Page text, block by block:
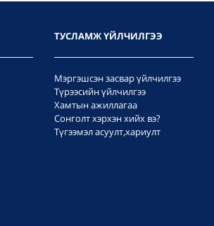
ТУСЛАМЖ ҮЙЛЧИЛГЭЭ
Мэргэшсэн засвар үйлчилгээ
Түрээсийн үйлчилгээ
Хамтын ажиллагаа
Сонголт хэрхэн хийх вэ?
Түгээмэл асуулт,хариулт